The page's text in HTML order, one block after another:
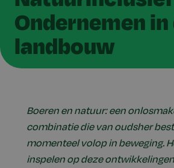
Ondernemen in
landbouw
Boeren en natuur: een
combinatie die van oudsher
momenteel volop in beweging.
inspelen op deze